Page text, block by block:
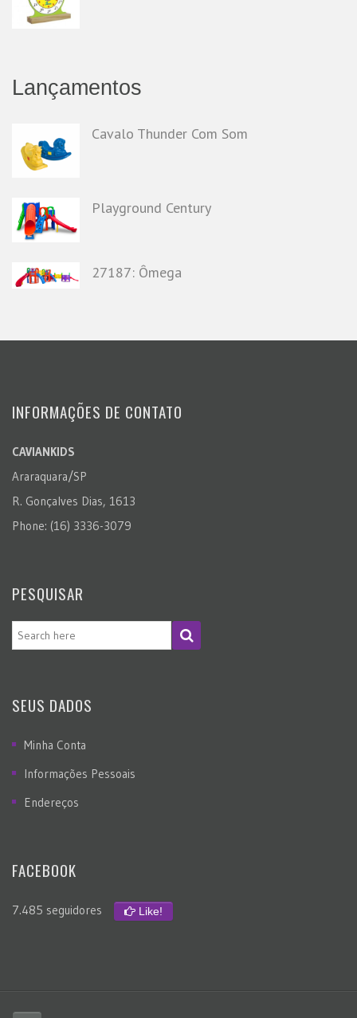
Lançamentos
Cavalo Thunder Com Som
Playground Century
27187: Ômega
INFORMAÇÕES DE CONTATO
CAVIANKIDS
Araraquara/SP
R. Gonçalves Dias, 1613
Phone: (16) 3336-3079
PESQUISAR
SEUS DADOS
Minha Conta
Informações Pessoais
Endereços
FACEBOOK
7.485 seguidores Like!